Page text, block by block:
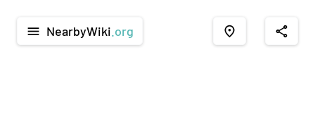
menu NearbyWiki .org place share